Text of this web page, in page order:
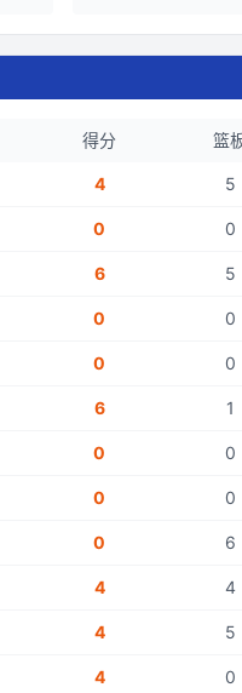
得分 篮
4 5
0 0
6 5
0 0
0 0
6 1
0 0
0 0
0 6
4 4
4 5
4 0